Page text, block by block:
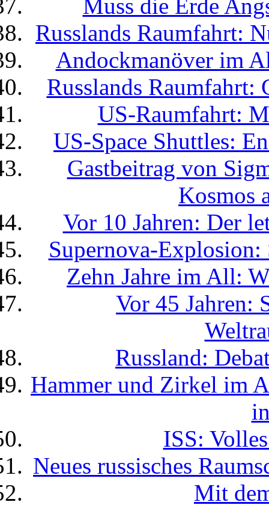
Muss die Erde
Russlands Raumfahrt:
Andockmanöver im
Russlands Raumfahrt:
US-Raumfahrt:
US-Space Shuttles:
Gastbeitrag von
Kosmos
Vor 10 Jahren: Der
Supernova-Explosion:
Zehn Jahre im All:
Vor 45 Jahren:
Russland:
Hammer und Zirkel im
ISS:
Neues russisches
Mit